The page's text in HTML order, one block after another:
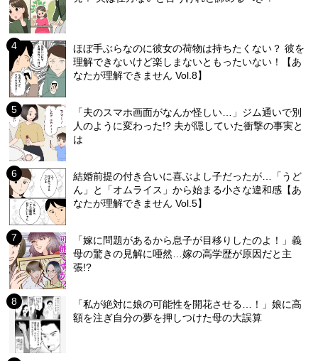
ほぼ手ぶらなのに彼女の荷物は持ちたくない？ 彼を
理解できないけど楽しまないともったいない！【あ
なたが理解できません Vol.8】
「夫のスマホ画面がなんか怪しい…」ジム通いで別
人のように変わった!? 夫が隠していた衝撃の事実と
は
結婚前提の付き合いに喜ぶよし子だったが…「うど
ん」と「オムライス」から始まる小さな違和感【あ
なたが理解できません Vol.5】
「嫁に問題があるから息子が目移りしたのよ！」義
母の驚きの見解に唖然…嫁の高学歴が原因だと主
張!?
「私が絶対に娘の可能性を開花させる…！」娘に高
額を注ぎ自分の夢を押しつけた母の大誤算